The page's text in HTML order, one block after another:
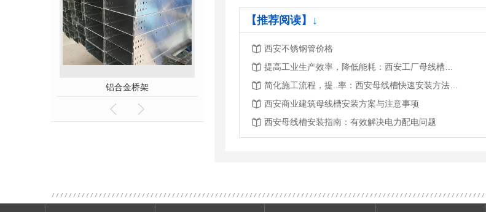
铝合金桥架 玻璃钢桥架 标识标牌厂家
【推荐阅读】↓
西安不锈钢管价格
西安商业建筑母线槽安装方案与注意事项
西安母线槽安装指南：有效解决电力配电问题